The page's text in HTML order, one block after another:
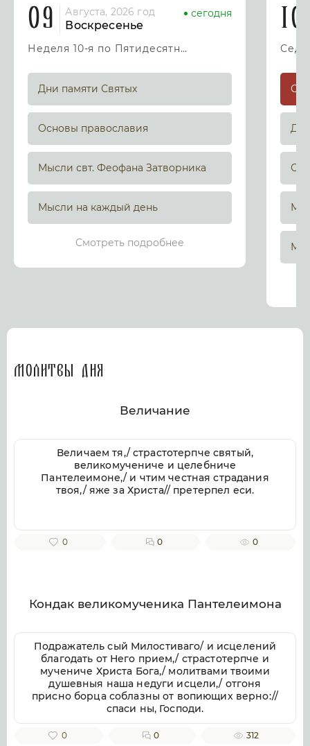
09 Августа, 2026 год
Воскресенье
сегодня
Неделя 10-я по Пятидесятнице
Дни памяти Святых
Основы православия
Мысли свт. Феофана Затворника
Мысли на каждый день
Смотреть подробнее
10
Молитвы дня
Величание
Величаем тя,/ страстотерпче святый,
великомучениче и целебниче
Пантелеимоне,/ и чтим честная страдания
твоя,/ яже за Христа// претерпел еси.
0 0 0
Кондак великомученика Пантелеимона
Подражатель сый Милостиваго/ и исцелений
благодать от Него прием,/ страстотерпче и
мучениче Христа Бога,/ молитвами твоими
душевныя наша недуги исцели,/ отгоня
присно борца соблазны от вопиющих верно://
спаси ны, Господи.
0 0 312